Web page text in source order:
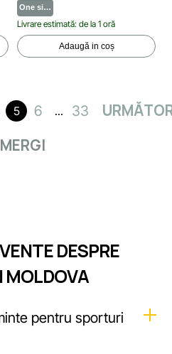
One si…
Livrare estimată: de la 1 oră
Adaugă in coș
5 6 ... 33
DESPRE
MOLDOVA
pentru sporturi